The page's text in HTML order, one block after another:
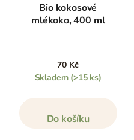
Bio kokosové
mlékoko, 400 ml
70 Kč
Skladem (>15 ks)
Do košíku